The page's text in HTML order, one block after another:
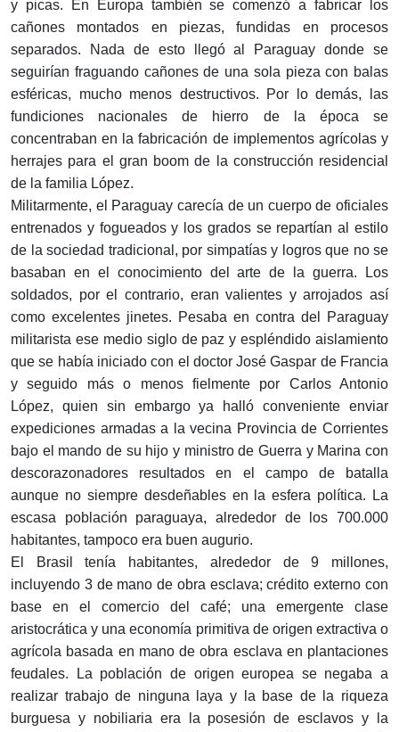
y picas. En Europa también se comenzó a fabricar los
cañones montados en piezas, fundidas en procesos
separados. Nada de esto llegó al Paraguay donde se
seguirían fraguando cañones de una sola pieza con balas
esféricas, mucho menos destructivos. Por lo demás, las
fundiciones nacionales de hierro de la época se
concentraban en la fabricación de implementos agrícolas y
herrajes para el gran boom de la construcción residencial
de la familia López.
Militarmente, el Paraguay carecía de un cuerpo de oficiales
entrenados y fogueados y los grados se repartían al estilo
de la sociedad tradicional, por simpatías y logros que no se
basaban en el conocimiento del arte de la guerra. Los
soldados, por el contrario, eran valientes y arrojados así
como excelentes jinetes. Pesaba en contra del Paraguay
militarista ese medio siglo de paz y espléndido aislamiento
que se había iniciado con el doctor José Gaspar de Francia
y seguido más o menos fielmente por Carlos Antonio
López, quien sin embargo ya halló conveniente enviar
expediciones armadas a la vecina Provincia de Corrientes
bajo el mando de su hijo y ministro de Guerra y Marina con
descorazonadores resultados en el campo de batalla
aunque no siempre desdeñables en la esfera política. La
escasa población paraguaya, alrededor de los 700.000
habitantes, tampoco era buen augurio.
El Brasil tenía habitantes, alrededor de 9 millones,
incluyendo 3 de mano de obra esclava; crédito externo con
base en el comercio del café; una emergente clase
aristocrática y una economía primitiva de origen extractiva o
agrícola basada en mano de obra esclava en plantaciones
feudales. La población de origen europea se negaba a
realizar trabajo de ninguna laya y la base de la riqueza
burguesa y nobiliaria era la posesión de esclavos y la